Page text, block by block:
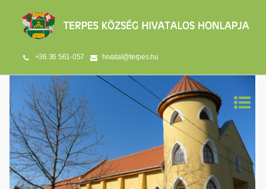
+36 36 561-057 hivatal@terpes.hu